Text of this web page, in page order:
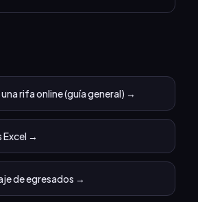
rifa online (guía general) →
Excel →
de egresados →